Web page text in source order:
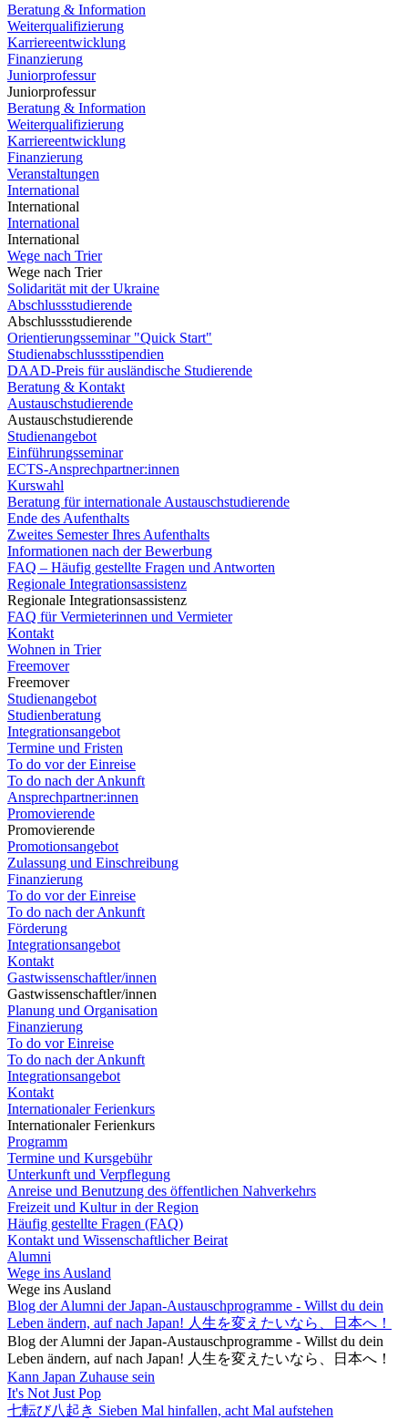
Beratung & Information
Weiterqualifizierung
Karriereentwicklung
Finanzierung
Juniorprofessur
Juniorprofessur
Beratung & Information
Weiterqualifizierung
Karriereentwicklung
Finanzierung
Veranstaltungen
International
International
International
International
Wege nach Trier
Wege nach Trier
Solidarität mit der Ukraine
Abschlussstudierende
Abschlussstudierende
Orientierungsseminar "Quick Start"
Studienabschlussstipendien
DAAD-Preis für ausländische Studierende
Beratung & Kontakt
Austauschstudierende
Austauschstudierende
Studienangebot
Einführungsseminar
ECTS-Ansprechpartner:innen
Kurswahl
Beratung für internationale Austauschstudierende
Ende des Aufenthalts
Zweites Semester Ihres Aufenthalts
Informationen nach der Bewerbung
FAQ – Häufig gestellte Fragen und Antworten
Regionale Integrationsassistenz
Regionale Integrationsassistenz
FAQ für Vermieterinnen und Vermieter
Kontakt
Wohnen in Trier
Freemover
Freemover
Studienangebot
Studienberatung
Integrationsangebot
Termine und Fristen
To do vor der Einreise
To do nach der Ankunft
Ansprechpartner:innen
Promovierende
Promovierende
Promotionsangebot
Zulassung und Einschreibung
Finanzierung
To do vor der Einreise
To do nach der Ankunft
Förderung
Integrationsangebot
Kontakt
Gastwissenschaftler/innen
Gastwissenschaftler/innen
Planung und Organisation
Finanzierung
To do vor Einreise
To do nach der Ankunft
Integrationsangebot
Kontakt
Internationaler Ferienkurs
Internationaler Ferienkurs
Programm
Termine und Kursgebühr
Unterkunft und Verpflegung
Anreise und Benutzung des öffentlichen Nahverkehrs
Freizeit und Kultur in der Region
Häufig gestellte Fragen (FAQ)
Kontakt und Wissenschaftlicher Beirat
Alumni
Wege ins Ausland
Wege ins Ausland
Blog der Alumni der Japan-Austauschprogramme - Willst du dein
Leben ändern, auf nach Japan! 人生を変えたいなら、日本へ！
Blog der Alumni der Japan-Austauschprogramme - Willst du dein
Leben ändern, auf nach Japan! 人生を変えたいなら、日本へ！
Kann Japan Zuhause sein
It's Not Just Pop
七転び八起き Sieben Mal hinfallen, acht Mal aufstehen